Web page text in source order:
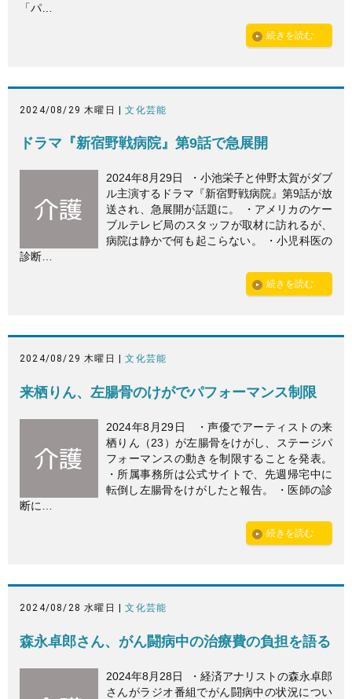
「パ…
続きを読む
2024/08/29 木曜日 |文化芸能
ドラマ『新宿野戦病院』第9話で急展開
2024年8月29日 ・小池栄子と仲野太賀がダブ
ル主演するドラマ『新宿野戦病院』第9話が放
送され、急展開が話題に。 ・アメリカのケー
ブルテレビ局のスタッフが取材に訪れるが、
病院は静かで何も起こらない。 ・小児科医の
診断…
続きを読む
2024/08/29 木曜日 |文化芸能
来栖りん、左腸骨のけがでパフォーマンス制限
2024年8月29日 ・声優でアーティストの来
栖りん（23）が左腸骨をけがし、ステージパ
フォーマンスの動きを制限することを発表。
・所属事務所は公式サイトで、先週帰宅中に
転倒し左腸骨をけがしたと報告。 ・医師の診
断に…
続きを読む
2024/08/28 水曜日 |文化芸能
森永卓郎さん、がん闘病中の治療費の負担を語る
2024年8月28日 ・経済アナリストの森永卓郎
さんがラジオ番組でがん闘病中の状況につい